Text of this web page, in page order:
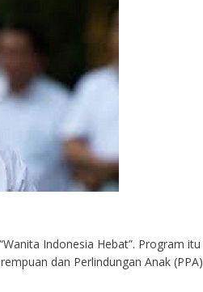
Indonesia Hebat”. Program itu
dan Perlindungan Anak (PPA)